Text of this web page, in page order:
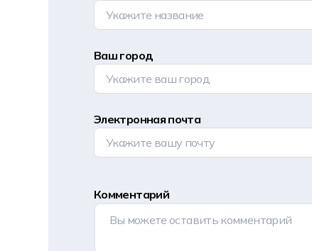
Ваш город
Электронная почта
Комментарий